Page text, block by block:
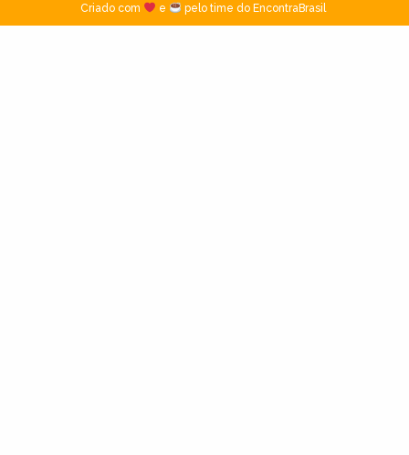
Criado com
e pelo time do EncontraBrasil